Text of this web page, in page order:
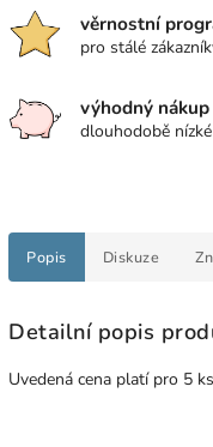
věrnostní
pro stálé
výhodný nákup
dlouhodobě
Popis Diskuze
Detailní popis
Uvedená cena platí pro 5